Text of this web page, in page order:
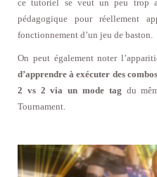
ce tutoriel se veut un peu trop
pédagogique pour réellement
fonctionnement d’un jeu de baston.
On peut également noter
d’apprendre à exécuter des combos
2 vs 2 via un mode tag du
Tournament.